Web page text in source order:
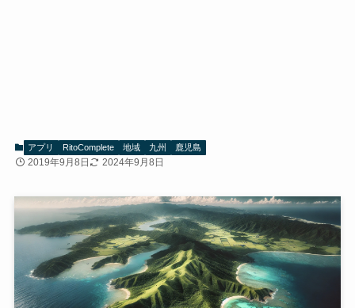
アプリ RitoComplete 地域 九州 鹿児島
2019年9月8日 2024年9月8日